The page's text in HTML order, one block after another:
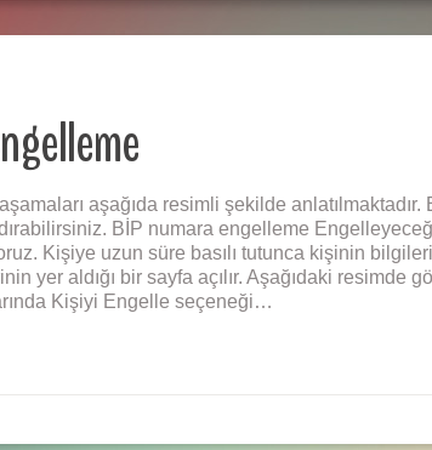
aşağıda resimli şekilde
BİP numara engelleme
Kişiye uzun süre basılı tutunca kişinin
yer aldığı bir sayfa açılır. Aşağıdaki resimde
Kişiyi Engelle seçeneği…